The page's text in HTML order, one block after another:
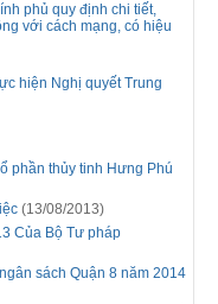
phủ quy định chi tiết,
với cách mạng, có hiệu
hiện Nghị quyết Trung
phần thủy tinh Hưng Phú
(13/08/2013)
Của Bộ Tư pháp
sách Quận 8 năm 2014